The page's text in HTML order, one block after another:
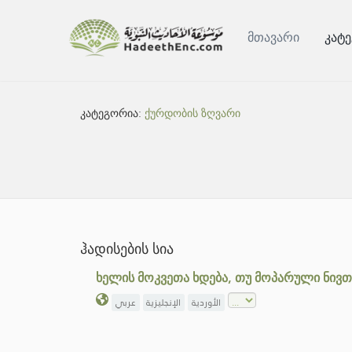
მთავარი
კატეგორია:ქურდობის ზღვარი
ჰადისების სია
ხელის მოკვეთა ხდება, თუ მოპარული
عربي الإنجليزية الأوردية